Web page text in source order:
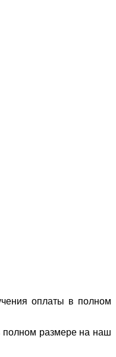
оплаты в полном
полном размере на наш